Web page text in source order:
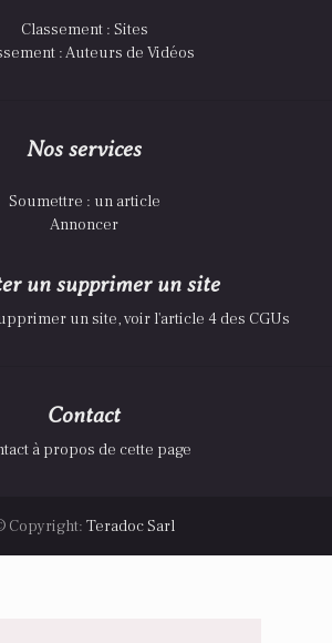
Classement : Sites
: Auteurs de Vidéos
Nos services
Soumettre : un article
Annoncer
un supprimer un site
un site, voir l'article 4 des CGUs
Contact
à propos de cette page
Copyright: Teradoc Sarl